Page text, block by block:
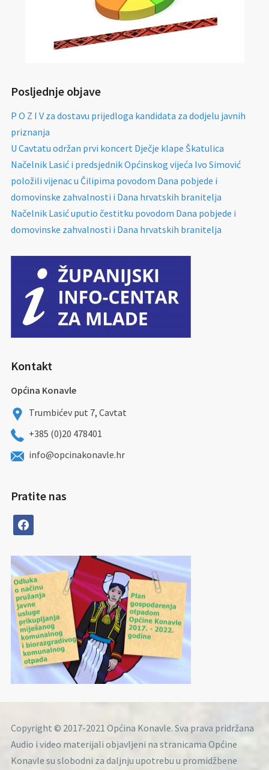
Posljednje objave
P O Z I V za dostavu prijedloga kandidata za dodjelu javnih
priznanja
U Cavtatu održan prvi koncert Dječje klape Škatulica
Načelnik Lasić i predsjednik Općinskog vijeća Ivo Simović
položili vijenac u Čilipima povodom Dana pobjede i
domovinske zahvalnosti i Dana hrvatskih branitelja
Načelnik Lasić uputio čestitku povodom Dana pobjede i
domovinske zahvalnosti i Dana hrvatskih branitelja
Kontakt
Općina Konavle
Trumbićev put 7, Cavtat
+385 (0)20 478401
info@opcinakonavle.hr
Pratite nas
facebook
Copyright © 2017-2021 Općina Konavle. Sva prava pridržana
Audio i video materijali objavljeni na stranicama Općine
Konavle su slobodni za daljnju upotrebu u promidžbene